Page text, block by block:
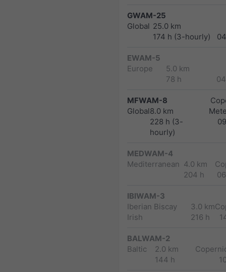
GWAM-25
Global 25.0 km
174 h (3-hourly)
EWAM-5
Europe
5.0 km
78 h
MFWAM-8
Global8.0 km
228 h (3-
hourly)
MEDWAM-4
Mediterranean 4.0 km
204 h
IBIWAM-3
Iberian Biscay
Irish
3.0 km
216 h
BALWAM-2
Baltic
2.0 km
144 h